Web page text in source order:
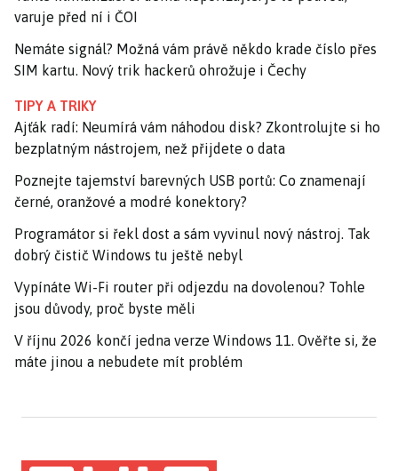
varuje před ní i ČOI
Nemáte signál? Možná vám právě někdo krade číslo přes
SIM kartu. Nový trik hackerů ohrožuje i Čechy
TIPY A TRIKY
Ajťák radí: Neumírá vám náhodou disk? Zkontrolujte si ho
bezplatným nástrojem, než přijdete o data
Poznejte tajemství barevných USB portů: Co znamenají
černé, oranžové a modré konektory?
Programátor si řekl dost a sám vyvinul nový nástroj. Tak
dobrý čistič Windows tu ještě nebyl
Vypínáte Wi-Fi router při odjezdu na dovolenou? Tohle
jsou důvody, proč byste měli
V říjnu 2026 končí jedna verze Windows 11. Ověřte si, že
máte jinou a nebudete mít problém